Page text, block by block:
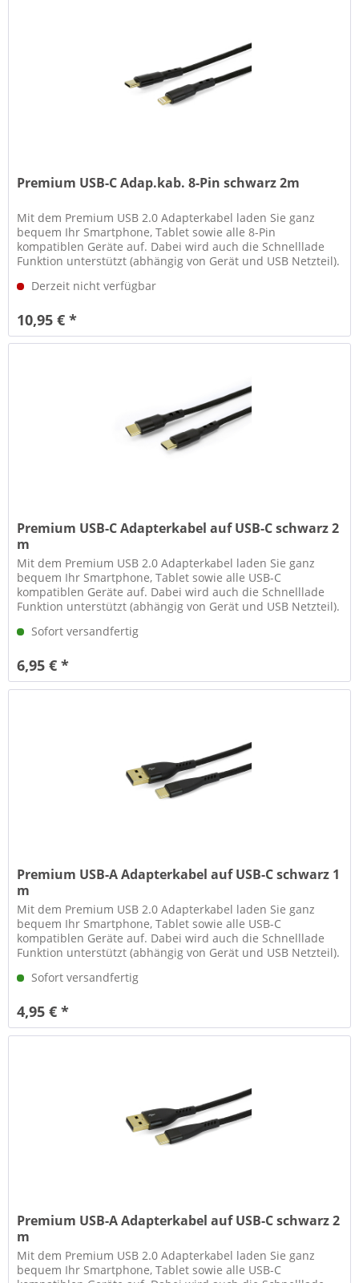
Premium USB-C Adap.kab. 8-Pin schwarz 2m
Mit dem Premium USB 2.0 Adapterkabel laden Sie ganz
bequem Ihr Smartphone, Tablet sowie alle 8-Pin
kompatiblen Geräte auf. Dabei wird auch die Schnelllade
Funktion unterstützt (abhängig von Gerät und USB Netzteil).
Derzeit nicht verfügbar
10,95 € *
Premium USB-C Adapterkabel auf USB-C schwarz 2
m
Mit dem Premium USB 2.0 Adapterkabel laden Sie ganz
bequem Ihr Smartphone, Tablet sowie alle USB-C
kompatiblen Geräte auf. Dabei wird auch die Schnelllade
Funktion unterstützt (abhängig von Gerät und USB Netzteil).
Sofort versandfertig
6,95 € *
Premium USB-A Adapterkabel auf USB-C schwarz 1
m
Mit dem Premium USB 2.0 Adapterkabel laden Sie ganz
bequem Ihr Smartphone, Tablet sowie alle USB-C
kompatiblen Geräte auf. Dabei wird auch die Schnelllade
Funktion unterstützt (abhängig von Gerät und USB Netzteil).
Sofort versandfertig
4,95 € *
Premium USB-A Adapterkabel auf USB-C schwarz 2
m
Mit dem Premium USB 2.0 Adapterkabel laden Sie ganz
bequem Ihr Smartphone, Tablet sowie alle USB-C